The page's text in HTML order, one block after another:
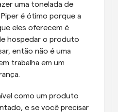
uma tonelada de
é ótimo porque a
eles oferecem é
hospedar o produto
então não é uma
trabalha em um
e se você precisar